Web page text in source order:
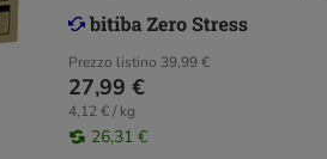
Prezzo listino 39,99 €
27,99 €
4,12 € / kg
26,31 €